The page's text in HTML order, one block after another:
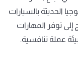
الحديثة بالسيارات
إلى توفر المهارات
عملة تنافسية.